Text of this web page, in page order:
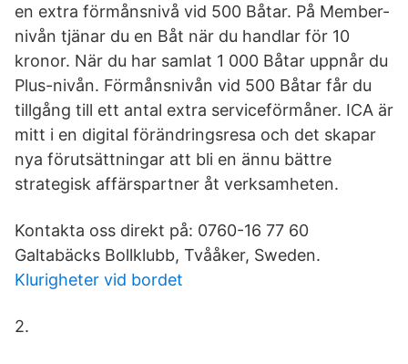
en extra förmånsnivå vid 500 Båtar. På Member-
nivån tjänar du en Båt när du handlar för 10
kronor. När du har samlat 1 000 Båtar uppnår du
Plus-nivån. Förmånsnivån vid 500 Båtar får du
tillgång till ett antal extra serviceförmåner. ICA är
mitt i en digital förändringsresa och det skapar
nya förutsättningar att bli en ännu bättre
strategisk affärspartner åt verksamheten.
Kontakta oss direkt på: 0760-16 77 60
Galtabäcks Bollklubb, Tvååker, Sweden.
Klurigheter vid bordet
2.